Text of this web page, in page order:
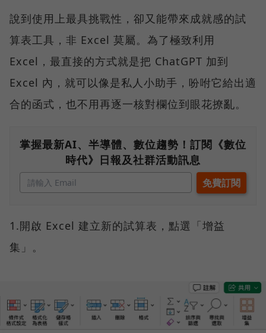
說到使用上最具挑戰性，卻又能帶來成就感的試
算表工具，非 Excel 莫屬。為了極致利用
Excel，最直接的方式就是把 ChatGPT 加到
Excel 內，就可以像是私人小助手，吩咐它給出適
合的函式，也不用再逐一核對欄位到眼花撩亂。
掌握最新AI、半導體、數位趨勢！訂閱《數位
時代》日報及社群活動訊息
1.開啟 Excel 建立新的試算表，點選「增益
集」。